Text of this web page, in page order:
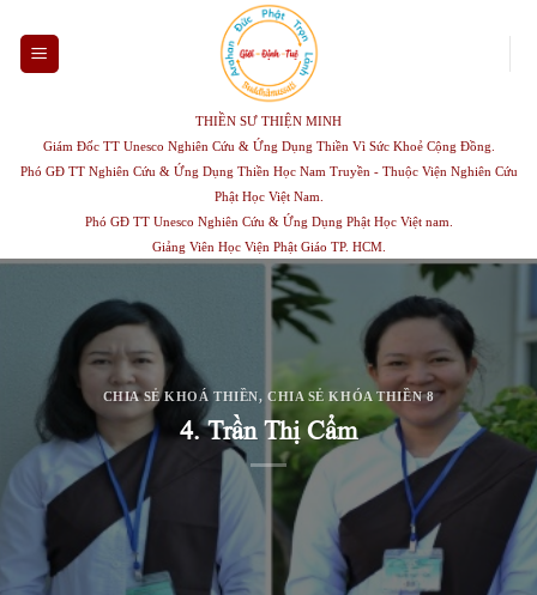
content
THIỀN SƯ THIỆN MINH
Giám Đốc TT Unesco Nghiên Cứu & Ứng Dụng Thiền Vì Sức Khoẻ Cộng Đồng.
Phó GĐ TT Nghiên Cứu & Ứng Dụng Thiền Học Nam Truyền - Thuộc Viện Nghiên Cứu
Phật Học Việt Nam.
Phó GĐ TT Unesco Nghiên Cứu & Ứng Dụng Phật Học Việt nam.
Giảng Viên Học Viện Phật Giáo TP. HCM.
CHIA SẺ KHOÁ THIỀN, CHIA SẺ KHÓA THIỀN 8
4. Trần Thị Cẩm